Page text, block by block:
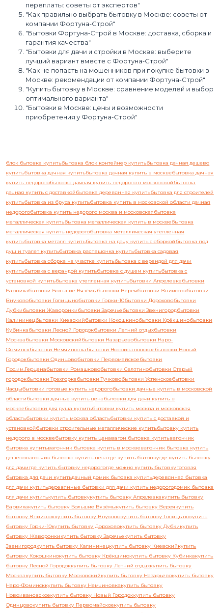
переплаты: советы от экспертов"
"Как правильно выбрать бытовку в Москве: советы от
компании Фортуна-Строй"
"Бытовки Фортуна-Строй в Москве: доставка, сборка и
гарантия качества"
"Бытовки для дачи и стройки в Москве: выберите
лучший вариант вместе с Фортуна-Строй"
"Как не попасть на мошенников при покупке бытовки в
Москве: рекомендации от компании Фортуна-Строй"
"Купить бытовку в Москве: сравнение моделей и выбор
оптимального варианта"
"Бытовки в Москве: цены и возможности
приобретения у Фортуна-Строй"
блок бытовка купитьбытовка блок контейнер купитьбытовка дачная дешево
купитьбытовка дачная купитьбытовка дачная купить в москвебытовка дачная
купить недорогобытовка дачная купить недорого в московскойбытовка
дачная купить с доставкойбытовка деревянная купитьбытовка для строителей
купитьбытовка из бруса купитьбытовка купить в московской области дачная
недорогобытовка купить недорого москва и московскаябытовка
металлическая купитьбытовка металлическая купить в москвебытовка
металлическая купить недорогобытовка металлическая утепленная
купитьбытовка металл купитьбытовка на дачу купить с сборкойбытовка под
душ и туалет купитьбытовка распашонка купитьбытовка садовая
купитьбытовка сборка на участке купитьбытовка с верандой для дачи
купитьбытовка с верандой купитьбытовка с душем купитьбытовка с
установкой купитьбытовка утепленная купитьбытовки Апрелевкабытовки
Барвихабытовки Большие Вязёмыбытовки Вереябытовки Внииссокбытовки
Внуковобытовки Голицынобытовки Горки-10бытовки Дороховобытовки
Дубкибытовки Жаворонкибытовки Заречьебытовки Звенигородбытовки
Калининецбытовки Киевскийбытовки Кокошкинобытовки Крёкшинобытовки
Кубинкабытовки Лесной Городокбытовки Летний отдыхбытовки
Москвабытовки Московскийбытовки Назарьевобытовки Наро-
Фоминскбытовки Немчиновкабытовки Новоивановскоебытовки Новый
Городокбытовки Одинцовобытовки Первомайскоебытовки
Пос.им.Герценабытовки Ромашковобытовки Селятинобытовки Старый
городокбытовки Трехгоркабытовки Тучковобытовки Успенскоебытовки
Часцыбытовки готовые купить недорогобытовки дачные купить в московской
областибытовки дачные купить ценабытовки для дачи купить в
москвебытовки для душа купитьбытовки купить москва и московская
областьбытовки купить москва областьбытовки купить с доставкой и
установкойбытовки строительные металлические купитьбытовку купить
недорого в москвебытовку купить ценавагон бытовка купитьвагончик
бытовка купитьвагончик бытовка купить в москвевагончик бытовка купить
дешевовагончик бытовка купить ценагде купить бытовкугде купить бытовку
для дачигде купить бытовку недорогогде можно купить бытовкуготовая
бытовка для дачи купитьдачный домик бытовка купитьдеревянная бытовка
для дачи купитьдеревянные бытовки для дачи купить недорогодомик бытовка
для дачи купитькупить бытовкукупить бытовку Апрелевкакупить бытовку
Барвихакупить бытовку Большие Вязёмыкупить бытовку Вереякупить
бытовку Внииссоккупить бытовку Внуковокупить бытовку Голицынокупить
бытовку Горки-10купить бытовку Дороховокупить бытовку Дубкикупить
бытовку Жаворонкикупить бытовку Заречьекупить бытовку
Звенигородкупить бытовку Калининецкупить бытовку Киевскийкупить
бытовку Кокошкинокупить бытовку Крёкшинокупить бытовку Кубинкакупить
бытовку Лесной Городоккупить бытовку Летний отдыхкупить бытовку
Москвакупить бытовку Московскийкупить бытовку Назарьевокупить бытовку
Наро-Фоминсккупить бытовку Немчиновкакупить бытовку
Новоивановскоекупить бытовку Новый Городоккупить бытовку
Одинцовокупить бытовку Первомайскоекупить бытовку